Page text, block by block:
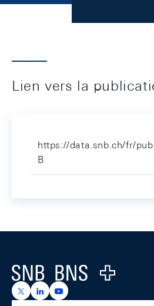
Lien vers la
https://data.snb.ch/fr/
B
Logo
https://x.com/snb_bns
https://ch.linkedin.com/
https://